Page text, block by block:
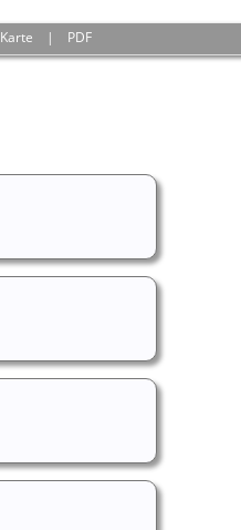
Karte | PDF